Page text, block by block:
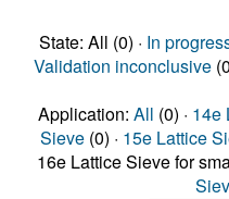
State: All (0) · In
Validation inconclusive
Application: All (0) · 14e
Sieve (0) · 15e Lattice
16e Lattice Sieve for